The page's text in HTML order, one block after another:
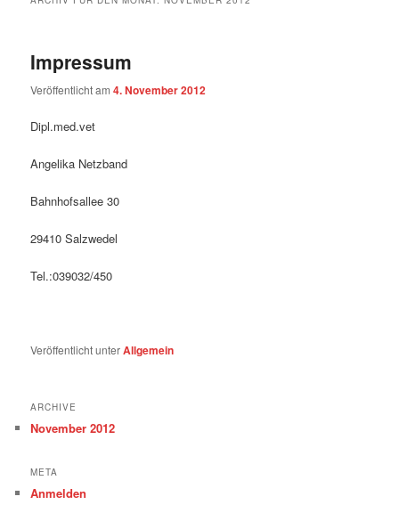
Impressum
Veröffentlicht am4. November 2012
Dipl.med.vet
Angelika Netzband
Bahnhofsallee 30
29410 Salzwedel
Tel.:039032/450
Veröffentlicht unterAllgemein
ARCHIVE
November 2012
META
Anmelden